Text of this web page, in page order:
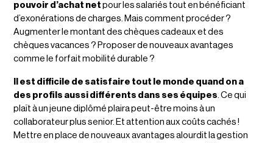
pouvoir d’achat net pour les salariés tout en bénéficiant
d’exonérations de charges. Mais comment procéder ?
Augmenter le montant des chèques cadeaux et des
chèques vacances ? Proposer de nouveaux avantages
comme le forfait mobilité durable ?
Il est difficile de satisfaire tout le monde quand on a
des profils aussi différents dans ses équipes. Ce qui
plaît à un jeune diplômé plaira peut-être moins à un
collaborateur plus senior. Et attention aux coûts cachés !
Mettre en place de nouveaux avantages alourdit la gestion